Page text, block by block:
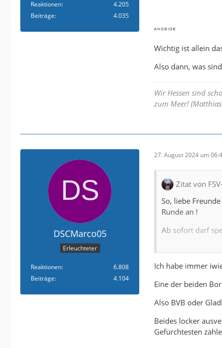
Reaktionen
4.205
Beiträge
4.035
Wichtig ist allein
Also dann, was
Wir Hessen sind
zum Meer!
DSCMarco05
Erleuchteter
Reaktionen
6.808
Beiträge
4.104
27. August 2024 um
Zitat von
So, liebe
Runde an !
Ab sofort darf
Mein Wunsch
Ich habe immer
Eine der beiden
Also BVB oder
Beides locker
Gefürchtesten